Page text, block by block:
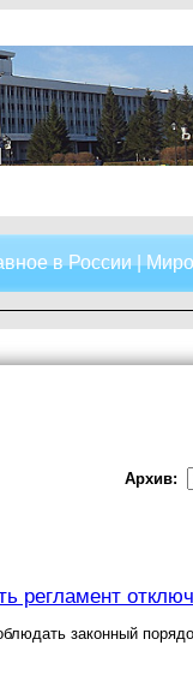
в России|
Архив:
законный